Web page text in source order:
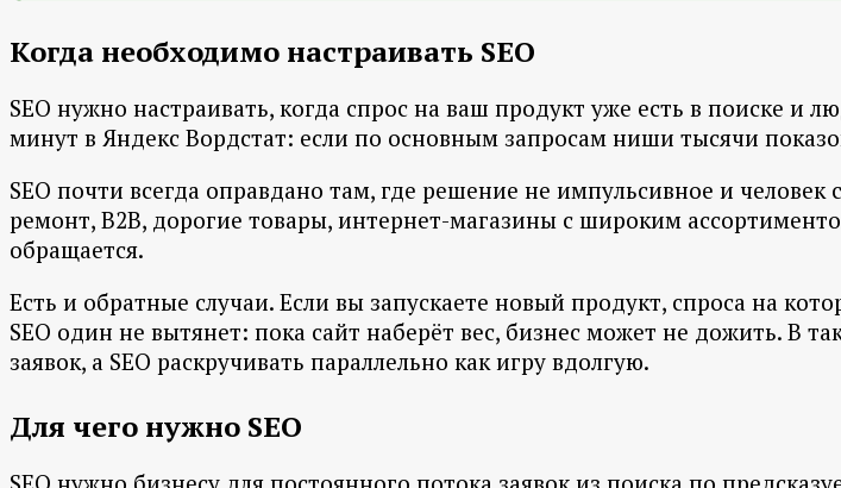
Когда необходимо настраивать SEO
SEO нужно настраивать, когда спрос на ваш продукт уже есть в поиске и
минут в Яндекс Вордстат: если по основным запросам ниши тысячи
SEO почти всегда оправдано там, где решение не импульсивное и
ремонт, B2B, дорогие товары, интернет-магазины с широким
обращается.
Есть и обратные случаи. Если вы запускаете новый продукт, спроса на
SEO один не вытянет: пока сайт наберёт вес, бизнес может не дожить. В
заявок, а SEO раскручивать параллельно как игру вдолгую.
Для чего нужно SEO